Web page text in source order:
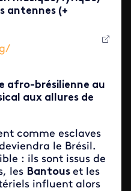
antennes (+
afro-brésilienne au
aux allures de
comme esclaves
le Brésil.
: ils sont issus de
les Bantous et les
influent alors